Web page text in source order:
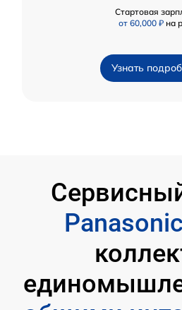
Стартовая
от 60,000 ₽ на
Узнать
Panasonic